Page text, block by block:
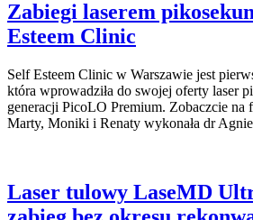
Zabiegi laserem
Esteem Clinic
Self Esteem Clinic w Warszawie jest
która wprowadziła do swojej oferty laser
generacji PicoLO Premium. Zobaczcie na
Marty, Moniki i Renaty wykonała dr
Laser tulowy LaseMD